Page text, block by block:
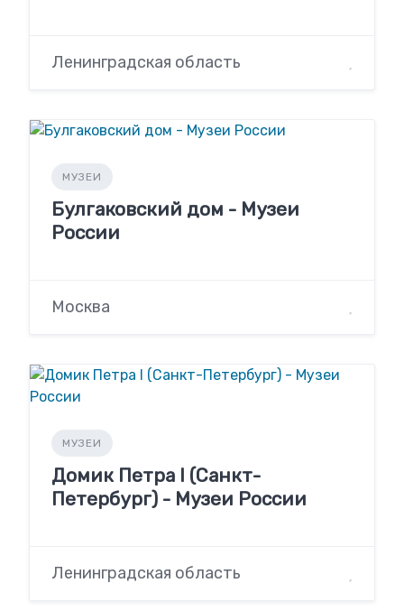
Ленинградская область
МУЗЕИ
Булгаковский дом - Музеи
России
Москва
МУЗЕИ
Домик Петра I (Санкт-
Петербург) - Музеи России
Ленинградская область